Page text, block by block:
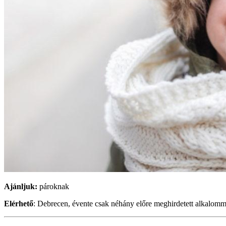
Ajánljuk: pároknak
Elérhető: Debrecen, évente csak néhány előre meghirdetett